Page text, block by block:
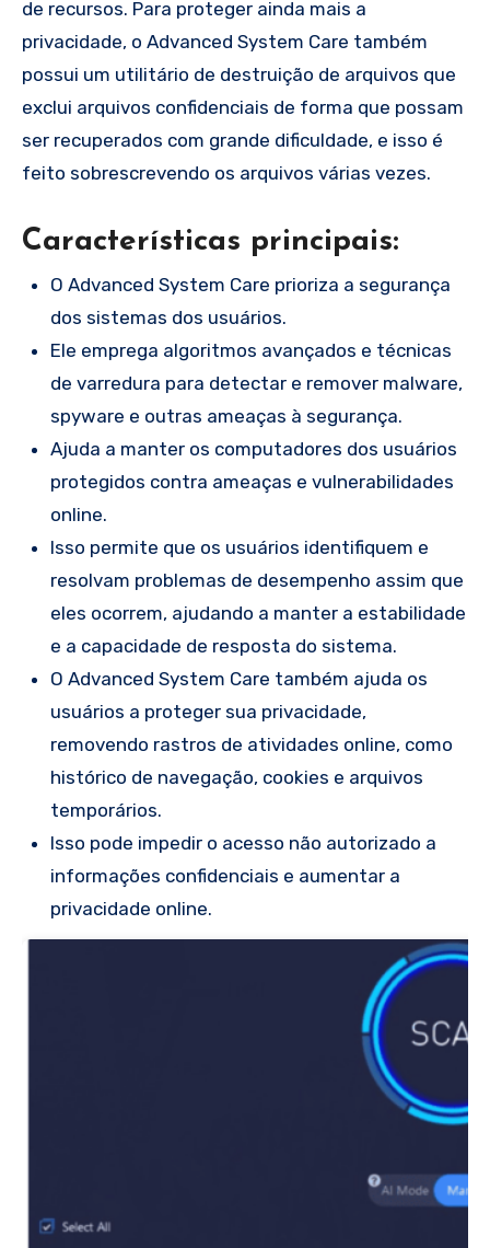
de recursos. Para proteger ainda mais a
privacidade, o Advanced System Care também
possui um utilitário de destruição de arquivos que
exclui arquivos confidenciais de forma que possam
ser recuperados com grande dificuldade, e isso é
feito sobrescrevendo os arquivos várias vezes.
Características principais:
O Advanced System Care prioriza a segurança
dos sistemas dos usuários.
Ele emprega algoritmos avançados e técnicas
de varredura para detectar e remover malware,
spyware e outras ameaças à segurança.
Ajuda a manter os computadores dos usuários
protegidos contra ameaças e vulnerabilidades
online.
Isso permite que os usuários identifiquem e
resolvam problemas de desempenho assim que
eles ocorrem, ajudando a manter a estabilidade
e a capacidade de resposta do sistema.
O Advanced System Care também ajuda os
usuários a proteger sua privacidade,
removendo rastros de atividades online, como
histórico de navegação, cookies e arquivos
temporários.
Isso pode impedir o acesso não autorizado a
informações confidenciais e aumentar a
privacidade online.